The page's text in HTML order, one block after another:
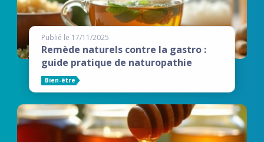
Publié le 17/11/2025
Remède naturels contre la gastro :
guide pratique de naturopathie
Bien-être